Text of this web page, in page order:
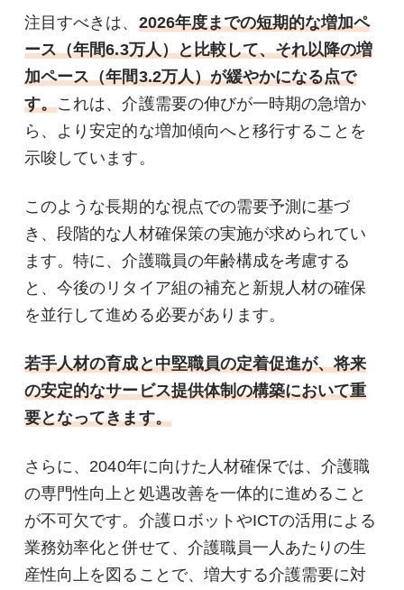
注目すべきは、 2026年度までの短期的な増加ペ
ース（年間6.3万人）と比較して、それ以降の増
加ペース（年間3.2万人）が緩やかになる点で
す。これは、介護需要の伸びが一時期の急増か
ら、より安定的な増加傾向へと移行することを
示唆しています。
このような長期的な視点での需要予測に基づ
き、段階的な人材確保策の実施が求められてい
ます。特に、介護職員の年齢構成を考慮する
と、今後のリタイア組の補充と新規人材の確保
を並行して進める必要があります。
若手人材の育成と中堅職員の定着促進が、将来
の安定的なサービス提供体制の構築において重
要となってきます。
さらに、2040年に向けた人材確保では、介護職
の専門性向上と処遇改善を一体的に進めること
が不可欠です。介護ロボットやICTの活用による
業務効率化と併せて、介護職員一人あたりの生
産性向上を図ることで、増大する介護需要に対